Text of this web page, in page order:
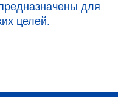
для
целей.